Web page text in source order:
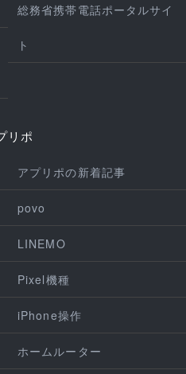
総務省携帯電話ポータルサイ
ト
リポ
アプリポの新着記事
povo
LINEMO
Pixel機種
iPhone操作
ホームルーター